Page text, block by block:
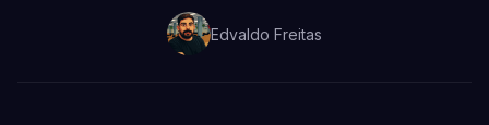
Edvaldo Freitas